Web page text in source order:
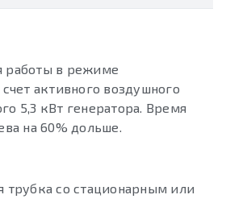
работы в режиме
активного воздушного
5,3 кВт генератора. Время
на 60% дольше.
трубка со стационарным или